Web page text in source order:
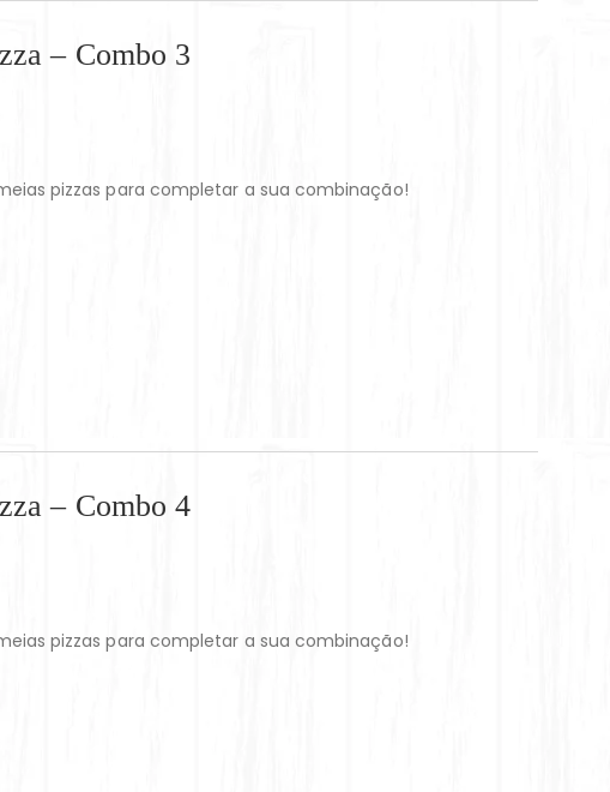
– Combo 3
pizzas para completar a sua combinação!
– Combo 4
pizzas para completar a sua combinação!